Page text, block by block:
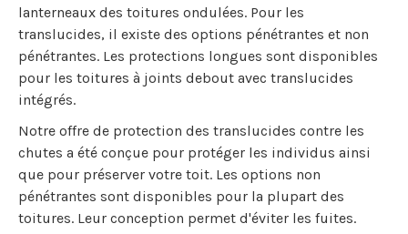
lanterneaux des toitures ondulées. Pour les
translucides, il existe des options pénétrantes et non
pénétrantes. Les protections longues sont disponibles
pour les toitures à joints debout avec translucides
intégrés.
Notre offre de protection des translucides contre les
chutes a été conçue pour protéger les individus ainsi
que pour préserver votre toit. Les options non
pénétrantes sont disponibles pour la plupart des
toitures. Leur conception permet d'éviter les fuites.